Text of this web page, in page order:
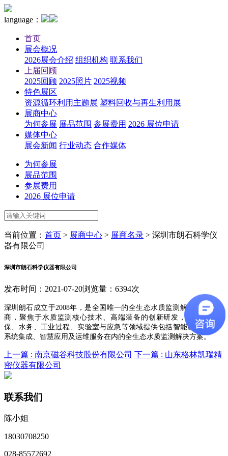
language：
首页
展会概况
2026展会介绍 组织机构 联系我们
上届回顾
2025回顾 2025照片 2025视频
特色展区
资源循环利用主题展 塑料回收与再生利用展
展商中心
为何参展 展品范围 参展费用 2026 展位申请
媒体中心
展会新闻 行业动态 合作媒体
为何参展
展品范围
参展费用
2026 展位申请
当前位置： 首页 > 展商中心 > 展商名录 > 深圳市朗石科学仪
器有限公司
深圳市朗石科学仪器有限公司
发布时间：2021-07-20浏览量：6394次
深圳朗石成立于2008年，是全国唯一的全生态水质监测解决方案提供
商，聚焦于水质监测核心技术、高端装备的创新研发，致力于为环
保、水务、工业过程、实验室与应急等领域提供包括智能感知设备、
系统集成、智慧应用及运维服务在内的全生态水质监测解决方案。
上一篇 : 南京磁谷科技股份有限公司 下一篇 : 山东格林凯瑞精
密仪器有限公司
联系我们
陈小姐
18030708250
028-85572692